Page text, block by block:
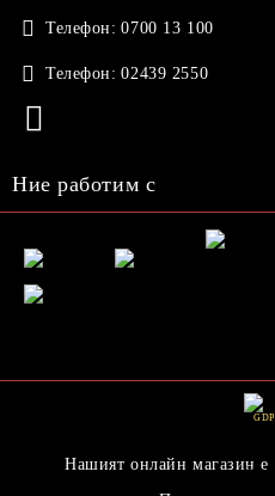
Телефон: 0700 13 100
Телефон: 02439 2550
Ние работим с
Нашият онлайн магазин е